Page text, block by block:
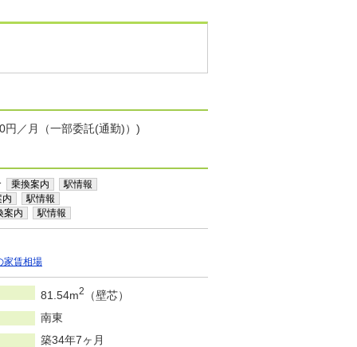
／月（一部委託(通勤)）)
乗換案内
駅情報
内
駅情報
案内
駅情報
家賃相場
81.54m2
（壁芯）
南東
築34年7ヶ月